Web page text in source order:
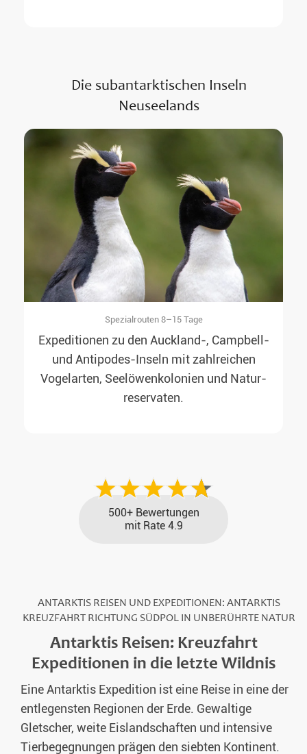
Die subantarktischen Inseln
Neuseelands
Spezialrouten 8–15 Tage
Expeditionen zu den Auckland-, Campbell-
und Antipodes-Inseln mit zahlreichen
Vogelarten, See­löwen­kolonien und Natur­
reservaten.
500+ Bewertungen
mit Rate 4.9
ANTARKTIS REISEN UND EXPEDITIONEN: ANTARKTIS
KREUZFAHRT RICHTUNG SÜDPOL IN UNBERÜHRTE NATUR
Antarktis Reisen: Kreuzfahrt
Expeditionen in die letzte Wildnis
Eine Antarktis Expedition ist eine Reise in eine der
entlegensten Regionen der Erde. Gewaltige
Gletscher, weite Eislandschaften und intensive
Tierbegegnungen prägen den siebten Kontinent.